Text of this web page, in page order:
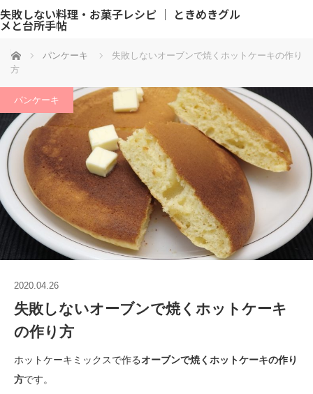
失敗しない料理・お菓子レシピ ｜ ときめきグル
メと台所手帖
ホーム パンケーキ
失敗しないオーブンで焼くホットケーキの作り
方
パンケーキ
2020.04.26
失敗しないオーブンで焼くホットケーキ
の作り方
ホットケーキミックスで作るオーブンで焼くホットケーキの作り
方です。